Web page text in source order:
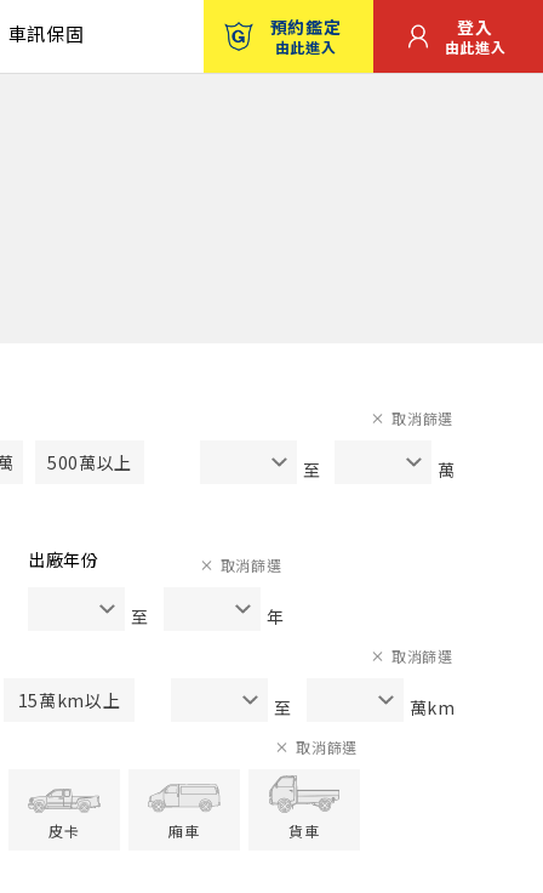
車訊保固 預約鑑定
由此進入
登入
由此進入
500萬以上 至 萬
取消篩選
出廠年份
至 年
取消篩選
15萬km以上 至 萬km
取消篩選
皮卡 廂車 貨車
取消篩選